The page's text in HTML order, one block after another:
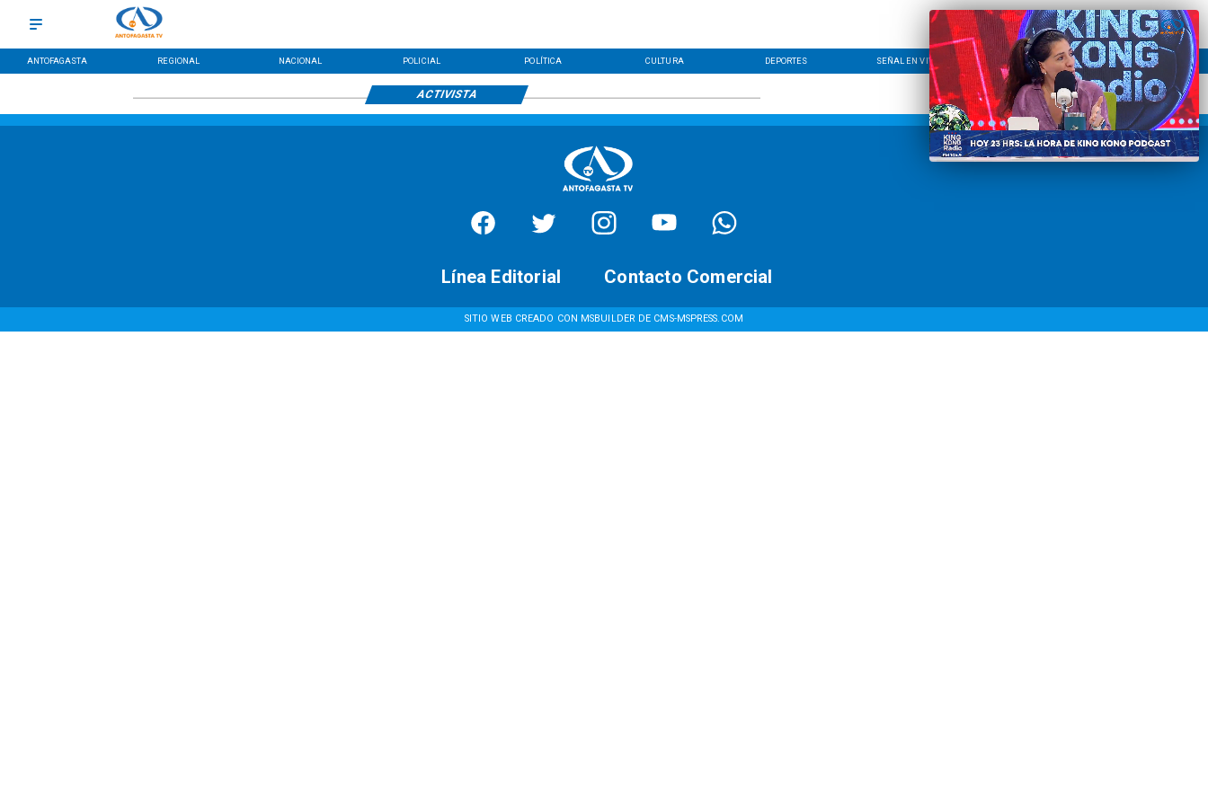
ANTOFAGASTA REGIONAL NACIONAL POLICIAL POLÍTICA CULTURA DEPORTES SEÑAL EN VIVO CONTACTO LÍNEA EDITORIAL
ACTIVISTA
SITIO WEB CREADO CON MSBUILDER DE CMS-MSPRESS.COM
Contacto Comercial
Línea Editorial